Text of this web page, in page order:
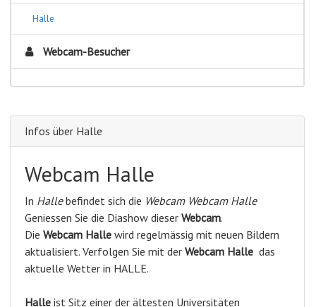
Halle
Webcam-Besucher
Infos über Halle
Webcam Halle
In Hallebefindet sich die Webcam Webcam Halle
Geniessen Sie die Diashow dieser Webcam.
Die Webcam Halle wird regelmässig mit neuen Bildern
aktualisiert. Verfolgen Sie mit der Webcam Halle das
aktuelle Wetter in HALLE.
Halle ist Sitz einer der ältesten Universitäten